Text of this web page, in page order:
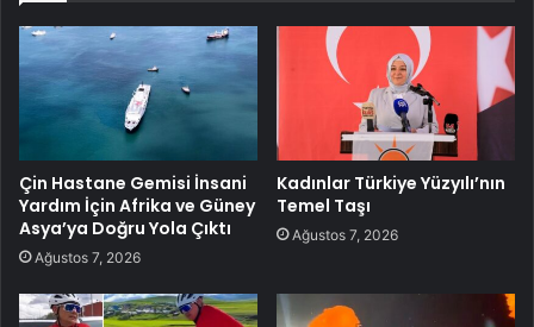
Çin Hastane Gemisi İnsani
Yardım İçin Afrika ve Güney
Asya’ya Doğru Yola Çıktı
Ağustos 7, 2026
Kadınlar Türkiye Yüzyılı’nın
Temel Taşı
Ağustos 7, 2026